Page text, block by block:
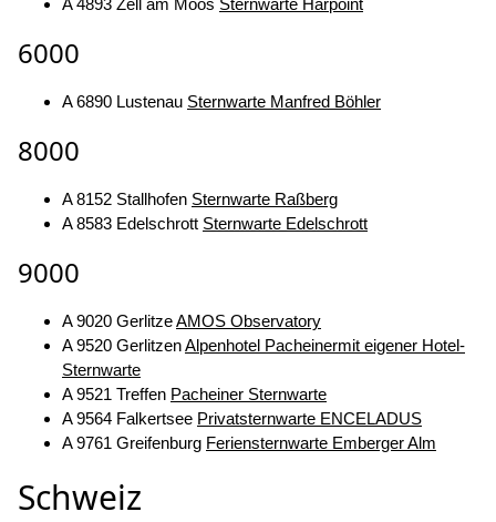
A 4893 Zell am Moos Sternwarte Harpoint
6000
A 6890 Lustenau Sternwarte Manfred Böhler
8000
A 8152 Stallhofen Sternwarte Raßberg
A 8583 Edelschrott Sternwarte Edelschrott
9000
A 9020 GerlitzeAMOS Observatory
A 9520 GerlitzenAlpenhotel Pacheinermit eigener Hotel-
Sternwarte
A 9521 Treffen Pacheiner Sternwarte
A 9564 Falkertsee Privatsternwarte ENCELADUS
A 9761 Greifenburg Feriensternwarte Emberger Alm
Schweiz